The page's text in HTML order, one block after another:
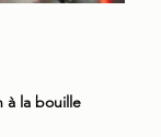
à la bouille